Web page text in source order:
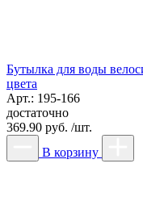
Бутылка для воды
цвета
Арт.: 195-166
достаточно
369.90 руб. /шт.
В корзину